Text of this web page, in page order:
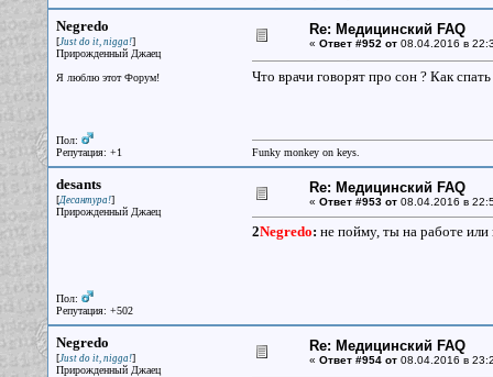
Negredo
[Just do it, nigga!]
Прирожденный Джаец
Я люблю этот Форум!
Пол:
Репутация: +1
Re: Медицинский FAQ
« Ответ #952 от08.04.2016 в
Что врачи говорят про сон ? Как
Funky monkey on keys.
desants
[Десантура!]
Прирожденный Джаец
Пол:
Репутация: +502
Re: Медицинский FAQ
« Ответ #953 от08.04.2016 в
2Negredo: не пойму, ты на работе
Negredo
[Just do it, nigga!]
Прирожденный Джаец
Re: Медицинский FAQ
« Ответ #954 от08.04.2016 в